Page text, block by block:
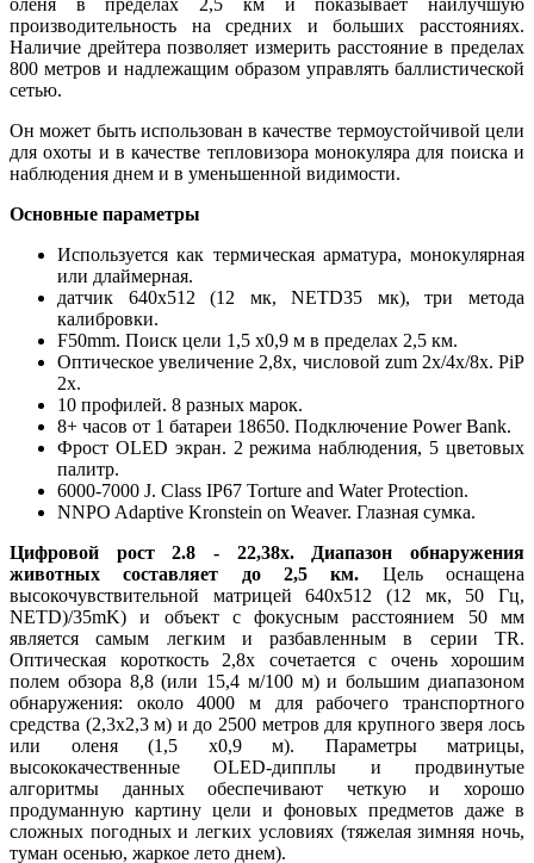
производительность на средних и больших расстояниях.
Наличие дрейтера позволяет измерить расстояние в пределах
800 метров и надлежащим образом управлять баллистической
сетью.
Он может быть использован в качестве термоустойчивой цели
для охоты и в качестве тепловизора монокуляра для поиска и
наблюдения днем и в уменьшенной видимости.
Основные параметры
Используется как термическая арматура, монокулярная
или длаймерная.
датчик 640x512 (12 мк, NETD35 мк), три метода
калибровки.
F50mm. Поиск цели 1,5 x0,9 м в пределах 2,5 км.
Оптическое увеличение 2,8x, числовой zum 2x/4x/8x. PiP
2x.
10 профилей. 8 разных марок.
8+ часов от 1 батареи 18650. Подключение Power Bank.
Фрост OLED экран. 2 режима наблюдения, 5 цветовых
палитр.
6000-7000 J. Class IP67 Torture and Water Protection.
NNPO Adaptive Kronstein on Weaver. Глазная сумка.
Цифровой рост 2.8 - 22,38x. Диапазон обнаружения
животных составляет до 2,5 км.
Цель оснащена
высокочувствительной матрицей 640x512 (12 мк, 50 Гц,
NETD)/35mK) и объект с фокусным расстоянием 50 мм
является самым легким и разбавленным в серии TR.
Оптическая короткость 2,8x сочетается с очень хорошим
полем обзора 8,8 (или 15,4 м/100 м) и большим диапазоном
обнаружения: около 4000 м для рабочего транспортного
средства (2,3х2,3 м) и до 2500 метров для крупного зверя лось
или оленя (1,5 x0,9 м). Параметры матрицы,
высококачественные OLED-дипплы и продвинутые
алгоритмы данных обеспечивают четкую и хорошо
продуманную картину цели и фоновых предметов даже в
сложных погодных и легких условиях (тяжелая зимняя ночь,
туман осенью, жаркое лето днем).